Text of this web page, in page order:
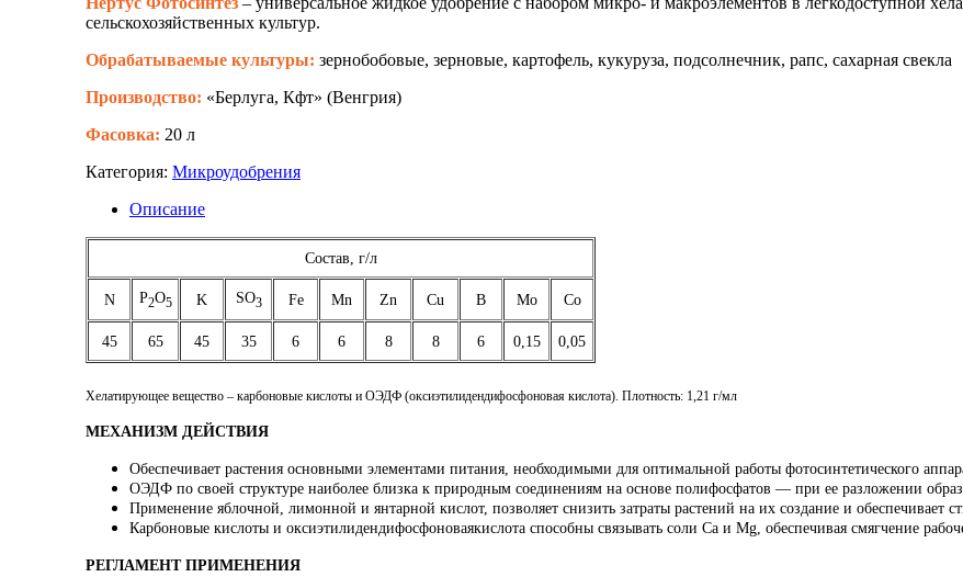
сельскохозяйственных культур.
Обрабатываемые культуры: зернобобовые, зерновые, картофель, кукуруза, подсолнечник, рапс, сахарная свекла
Производство: «Берлуга, Кфт» (Венгрия)
Фасовка: 20 л
Категория: Микроудобрения
Описание
Состав, г/л
N P2O5 K SO3 Fe Mn Zn Cu B Mo Co
45 65 45 35 6 6 8 8 6 0,15 0,05
Хелатирующее вещество – карбоновые кислоты и ОЭДФ (оксиэтилидендифосфоновая кислота). Плотность: 1,21 г/мл
МЕХАНИЗМ ДЕЙСТВИЯ
Обеспечивает растения основными элементами питания, необходимыми для оптимальной работы фотосинтетического
ОЭДФ по своей структуре наиболее близка к природным соединениям на основе полифосфатов — при ее разложении
Применение яблочной, лимонной и янтарной кислот, позволяет снизить затраты растений на их создание и обеспечивает
Карбоновые кислоты и оксиэтилидендифосфоноваякислота способны связывать соли Са и Мg, обеспечивая смягчение
РЕГЛАМЕНТ ПРИМЕНЕНИЯ